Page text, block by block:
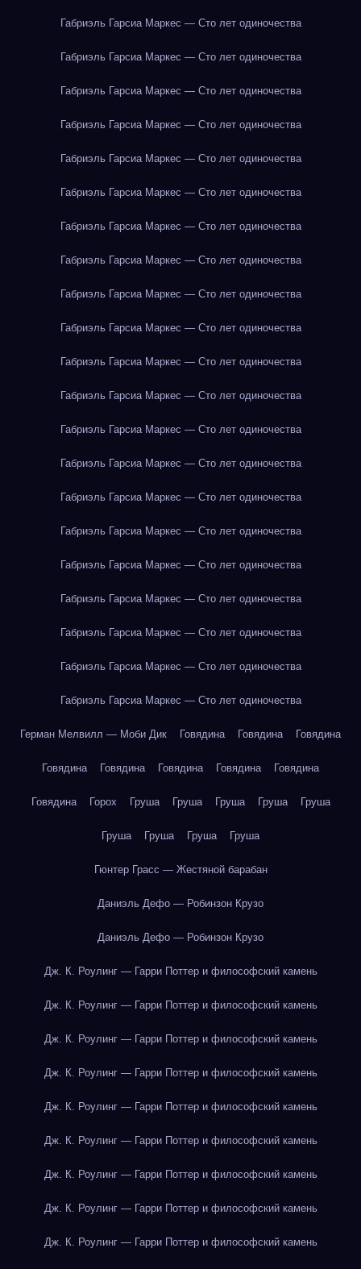
Габриэль Гарсиа Маркес — Сто лет одиночества
Габриэль Гарсиа Маркес — Сто лет одиночества
Габриэль Гарсиа Маркес — Сто лет одиночества
Габриэль Гарсиа Маркес — Сто лет одиночества
Габриэль Гарсиа Маркес — Сто лет одиночества
Габриэль Гарсиа Маркес — Сто лет одиночества
Габриэль Гарсиа Маркес — Сто лет одиночества
Габриэль Гарсиа Маркес — Сто лет одиночества
Габриэль Гарсиа Маркес — Сто лет одиночества
Габриэль Гарсиа Маркес — Сто лет одиночества
Габриэль Гарсиа Маркес — Сто лет одиночества
Габриэль Гарсиа Маркес — Сто лет одиночества
Габриэль Гарсиа Маркес — Сто лет одиночества
Габриэль Гарсиа Маркес — Сто лет одиночества
Габриэль Гарсиа Маркес — Сто лет одиночества
Габриэль Гарсиа Маркес — Сто лет одиночества
Габриэль Гарсиа Маркес — Сто лет одиночества
Габриэль Гарсиа Маркес — Сто лет одиночества
Габриэль Гарсиа Маркес — Сто лет одиночества
Габриэль Гарсиа Маркес — Сто лет одиночества
Габриэль Гарсиа Маркес — Сто лет одиночества
Герман Мелвилл — Моби Дик Говядина Говядина Говядина
Говядина Говядина Говядина Говядина Говядина
Говядина Горох Груша Груша Груша Груша Груша
Груша Груша Груша Груша
Гюнтер Грасс — Жестяной барабан
Даниэль Дефо — Робинзон Крузо
Даниэль Дефо — Робинзон Крузо
Дж. К. Роулинг — Гарри Поттер и философский камень
Дж. К. Роулинг — Гарри Поттер и философский камень
Дж. К. Роулинг — Гарри Поттер и философский камень
Дж. К. Роулинг — Гарри Поттер и философский камень
Дж. К. Роулинг — Гарри Поттер и философский камень
Дж. К. Роулинг — Гарри Поттер и философский камень
Дж. К. Роулинг — Гарри Поттер и философский камень
Дж. К. Роулинг — Гарри Поттер и философский камень
Дж. К. Роулинг — Гарри Поттер и философский камень